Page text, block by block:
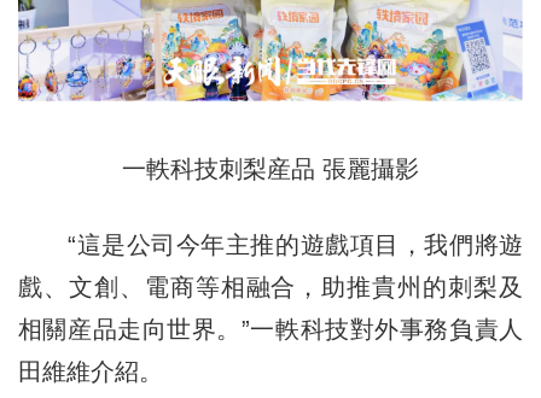
一軼科技刺梨産品 張麗攝影
“這是公司今年主推的遊戲項目，我們將遊
戲、文創、電商等相融合，助推貴州的刺梨及
相關産品走向世界。”一軼科技對外事務負責人
田維維介紹。